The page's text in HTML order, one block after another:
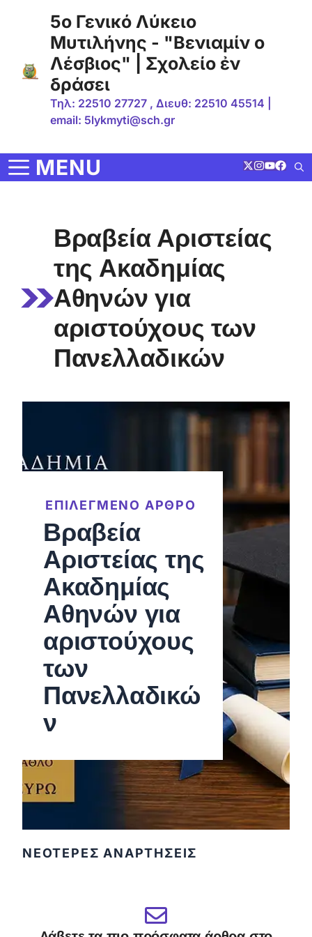
περιεχόμενο
5ο Γενικό Λύκειο
Μυτιλήνης - "Βενιαμίν ο
Λέσβιος" | Σχολείο ἐν
δράσει
Τηλ: 22510 27727 , Διευθ: 22510 45514 |
email: 5lykmyti@sch.gr
MENU
Βραβεία Αριστείας
της Ακαδημίας
Αθηνών για
αριστούχους των
Πανελλαδικών
ΕΠΙΛΕΓΜΕΝΟ ΑΡΘΡΟ
Βραβεία
Αριστείας της
Ακαδημίας
Αθηνών για
αριστούχους
των
Πανελλαδικώ
ν
ΝΕΟΤΕΡΕΣ ΑΝΑΡΤΗΣΕΙΣ